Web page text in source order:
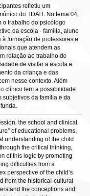
refletiu um
do TDAH. No tema 04,
o trabalho do psicólogo
da escola - família, aluno
formação de professores e
que atendem as
relação ao trabalho do
de visitar a escola e
da criança e das
nesse contexto. Além
clínico tem a possibilidade
subjetivos da família e da
the school and clinical
of educational problems,
understanding of the child
the critical thinking,
of this logic by promoting
difficulties from a
perspective of the child’s
from the historical-cultural
the conceptions and